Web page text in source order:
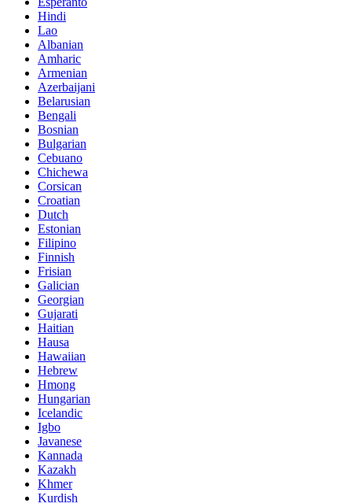
Hindi
Lao
Albanian
Amharic
Armenian
Azerbaijani
Belarusian
Bengali
Bosnian
Bulgarian
Cebuano
Chichewa
Corsican
Croatian
Dutch
Estonian
Filipino
Finnish
Frisian
Galician
Georgian
Gujarati
Haitian
Hausa
Hawaiian
Hebrew
Hmong
Hungarian
Icelandic
Igbo
Javanese
Kannada
Kazakh
Khmer
Kurdish